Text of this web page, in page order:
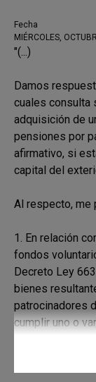
Fecha
MIÉRCOLES,
"(...)
Damos
cuales consulta
adquisición de
pensiones por
afirmativo, si
capital del
Al respecto, me
1. En relación
fondos
Decreto Ley
bienes
patrocinadores
cumplir uno o
administración,
h) del numeral